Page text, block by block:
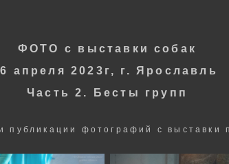
ФОТО с в ыставки собак
апреля 2023г, г. Ярославль
Часть 2. Бесты групп
публикации фотографий с выставки